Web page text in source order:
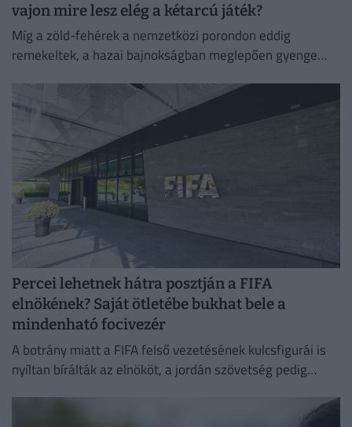
vajon mire lesz elég a kétarcú játék?
Míg a zöld-fehérek a nemzetközi porondon eddig
remekeltek, a hazai bajnokságban meglepően gyenge
Percei lehetnek hátra posztján a FIFA
elnökének? Saját ötletébe bukhat bele a
mindenható focivezér
A botrány miatt a FIFA felső vezetésének kulcsfigurái is
nyíltan bírálták az elnököt, a jordán szövetség pedig